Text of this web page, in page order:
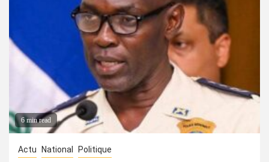
6 min read
Actu National Politique